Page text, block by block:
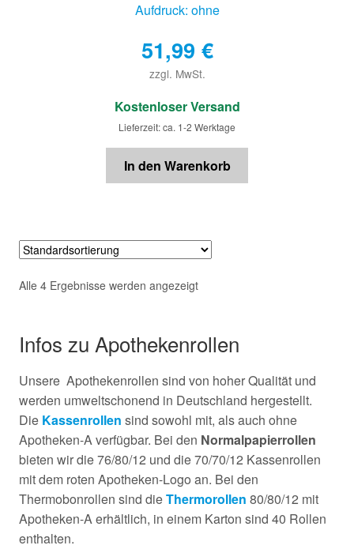
Aufdruck: ohne
51,99 €
zzgl. MwSt.
€
Kostenloser Versand
Lieferzeit: ca. 1-2 Werktage
In den Warenkorb
Alle 4 Ergebnisse werden angezeigt
Infos zu Apothekenrollen
Unsere Apothekenrollen sind von hoher Qualität und
werden umweltschonend in Deutschland hergestellt.
Die Kassenrollen sind sowohl mit, als auch ohne
Apotheken-A verfügbar. Bei den Normalpapierrollen
bieten wir die 76/80/12 und die 70/70/12 Kassenrollen
mit dem roten Apotheken-Logo an. Bei den
Thermobonrollen sind dieThermorollen 80/80/12 mit
Apotheken-A erhältlich, in einem Karton sind 40 Rollen
enthalten.